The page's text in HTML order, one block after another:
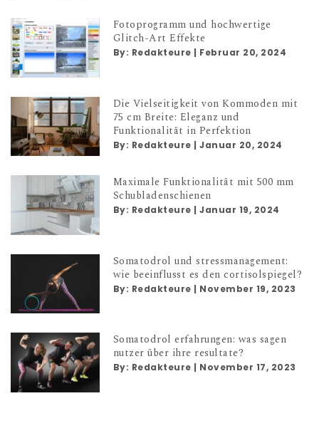
Fotoprogramm und hochwertige
Glitch-Art Effekte
By: Redakteure | Februar 20, 2024
Die Vielseitigkeit von Kommoden mit
75 cm Breite: Eleganz und
Funktionalität in Perfektion
By: Redakteure |Januar 20, 2024
Maximale Funktionalität mit 500 mm
Schubladenschienen
By: Redakteure |Januar 19, 2024
Somatodrol und stressmanagement:
wie beeinflusst es den cortisolspiegel?
By: Redakteure | November 19, 2023
Somatodrol erfahrungen: was sagen
nutzer über ihre resultate?
By: Redakteure | November 17, 2023